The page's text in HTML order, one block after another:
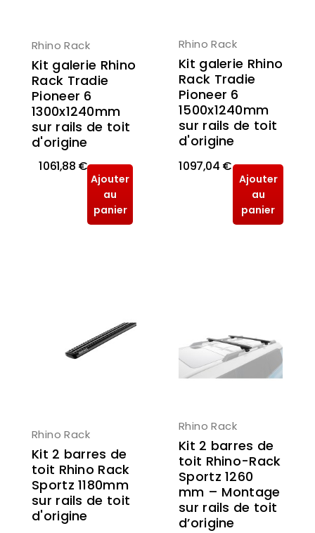
Rhino Rack
Kit galerie Rhino
Rack Tradie
Pioneer 6
1300x1240mm
sur rails de toit
d'origine
1 061,88 €
Ajouter
au
panier
Rhino Rack
Kit galerie Rhino
Rack Tradie
Pioneer 6
1500x1240mm
sur rails de toit
d'origine
1 097,04 €
Ajouter
au
panier
Rhino Rack
Kit 2 barres de
toit Rhino Rack
Sportz 1180mm
sur rails de toit
d'origine
Rhino Rack
Kit 2 barres de
toit Rhino-Rack
Sportz 1260
mm – Montage
sur rails de toit
d’origine